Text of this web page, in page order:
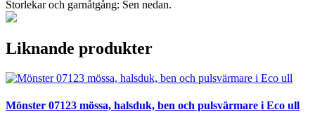
Storlekar och garnåtgång: Sen nedan.
Liknande produkter
Mönster 07123 mössa, halsduk, ben och pulsvärmare i Eco ull